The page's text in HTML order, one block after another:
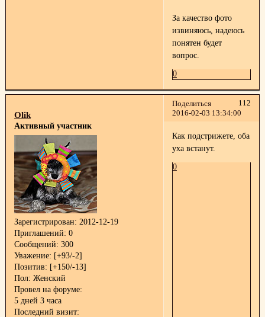
За качество фото
извиняюсь, надеюсь
понятен будет
вопрос.
0
Поделиться
112
2016-02-03 13:34:00
Olik
Активный участник
Зарегистрирован: 2012-12-19
Приглашений: 0
Сообщений: 300
Уважение: [+93/-2]
Позитив: [+150/-13]
Пол: Женский
Провел на форуме:
5 дней 3 часа
Последний визит:
Как подстрижете, оба
уха встанут.
0